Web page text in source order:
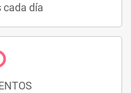
cada día